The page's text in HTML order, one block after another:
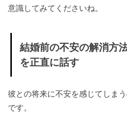
意識してみてくださいね。
結婚前の不安の解消方
を正直に話す
彼との将来に不安を感じてしま
です。